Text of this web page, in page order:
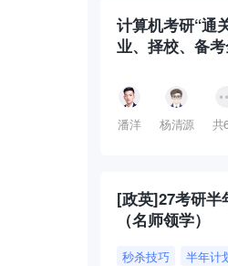
计算机考研“通
业、择校、备
潘洋 杨清源 共
[政英]27考研半
（名师领学）
秒杀技巧 半年计